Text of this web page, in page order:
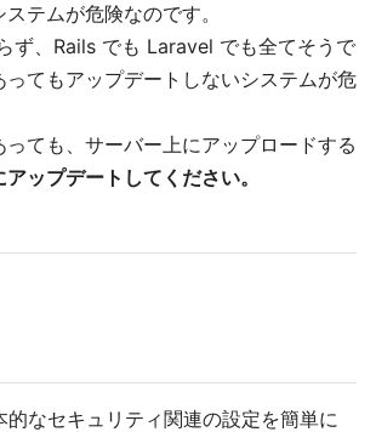
テムが危険なのです。
ず、Rails でも Laravel でも全てそうで
てもアップデートしないシステムが危
ても、サーバー上にアップロードする
ップデートしてください。
なセキュリティ関連の設定を簡単に